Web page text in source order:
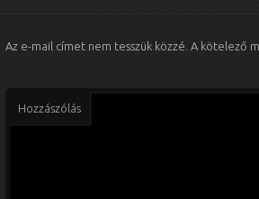
Az e-mail címet nem tesszük közzé. A kötelező
Hozzászólás